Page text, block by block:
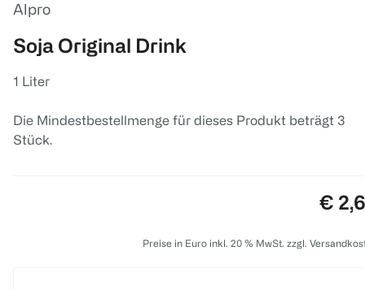
Alpro
Soja Original Drink
1 Liter
Die Mindestbestellmenge für dieses Produkt beträgt 3
Stück.
€
Preise in Euro inkl. 20 % MwSt. zzgl.